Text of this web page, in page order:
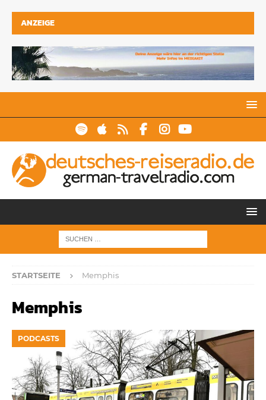
ANZEIGE
STARTSEITE Memphis
Memphis
PODCASTS